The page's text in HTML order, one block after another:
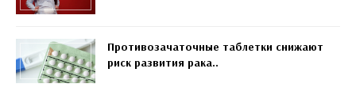
Противозачаточные таблетки снижают
риск развития рака..